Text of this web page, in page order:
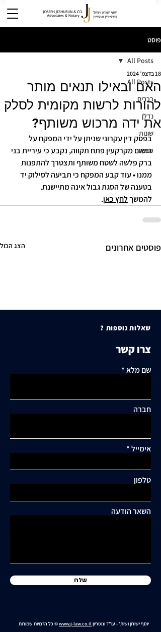
פוסט
All Posts
רכבים
נדלן
שונות
מבוא
All Posts
האם ובאילו תנאים מותר
להורות לרשות מקומית לסלק
את ידה מרכוש משותף?
18 בדצמ׳ 2024
בפסק דין עקרוני שניתן על ידי המפקח על
רישום מקרקעין פתח תקווה, נקבע כי עיריית בני
ברק פלשה לשטח משותף ותצטרך להתפנות
ממנו • עוד קבע המפקח כי תביעה לסילוק יד
בטענה של הסגת גבול אינה מתיישנת.
להמשך לחץ כאן.
פוסטים אחרונים הצג הכול
כלואה ובסיכון תחבורתי
תגובות
שאלות נוספות ?
צרו קשר
שם מלא
חברה
אימייל
טלפון
השאר הודעה
שלח
יוסף ישורון ושות' - עו"ד ונוטריוןwww.j-law.co.il© כל הזכויות שמורות